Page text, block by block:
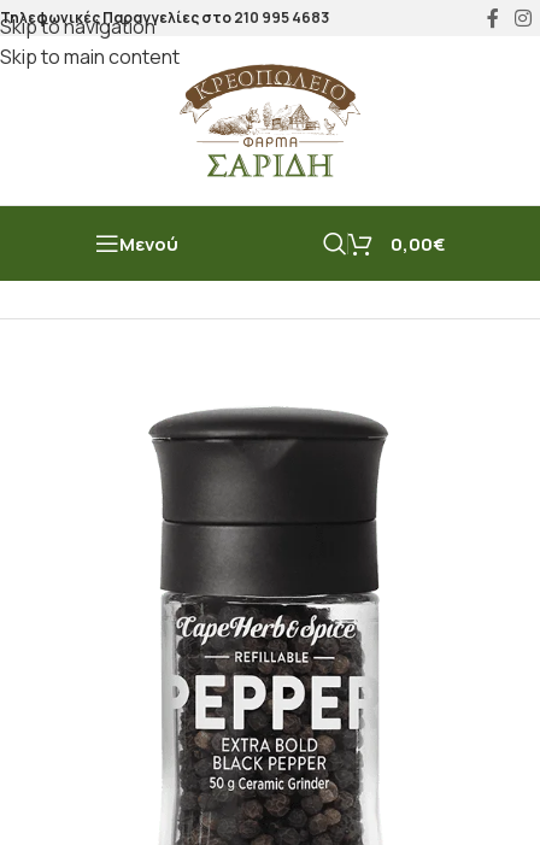
Skip to navigation
Skip to main content
Τηλεφωνικές Παραγγελίες στο210 995 4683
Μενού 0,00€